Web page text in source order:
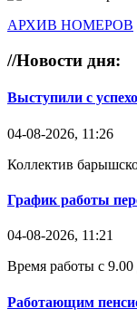
АРХИВ НОМЕРОВ
//Новости дня:
Выступили с
04-08-2026, 11:26
Коллектив
График работы
04-08-2026, 11:21
Время работы с
Работающим